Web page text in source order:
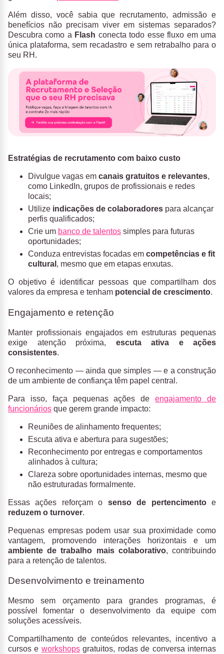
Além disso, você sabia que recrutamento, admissão e
benefícios não precisam viver em sistemas separados?
Descubra como a Flash conecta todo esse fluxo em uma
única plataforma, sem recadastro e sem retrabalho para o
seu RH.
Estratégias de recrutamento com baixo custo
Divulgue vagas em canais gratuitos e relevantes,
como LinkedIn, grupos de profissionais e redes
locais;
Utilize indicações de colaboradores para alcançar
perfis qualificados;
Crie um banco de talentos simples para futuras
oportunidades;
Conduza entrevistas focadas em competências e fit
cultural , mesmo que em etapas enxutas.
O objetivo é identificar pessoas que compartilham dos
valores da empresa e tenham potencial de crescimento.
Engajamento e retenção
Manter profissionais engajados em estruturas pequenas
exige atenção próxima, escuta ativa e ações
consistentes.
O reconhecimento — ainda que simples — e a construção
de um ambiente de confiança têm papel central.
Para isso, faça pequenas ações deengajamento de
funcionários que gerem grande impacto:
Reuniões de alinhamento frequentes;
Escuta ativa e abertura para sugestões;
Reconhecimento por entregas e comportamentos
alinhados à cultura;
Clareza sobre oportunidades internas, mesmo que
não estruturadas formalmente.
Essas ações reforçam o senso de pertencimentoe
reduzem o turnover.
Pequenas empresas podem usar sua proximidade como
vantagem, promovendo interações horizontais e um
ambiente de trabalho mais colaborativo, contribuindo
para a retenção de talentos.
Desenvolvimento e treinamento
Mesmo sem orçamento para grandes programas, é
possível fomentar o desenvolvimento da equipe com
soluções acessíveis.
Compartilhamento de conteúdos relevantes, incentivo a
cursos e workshopsgratuitos, rodas de conversa internas